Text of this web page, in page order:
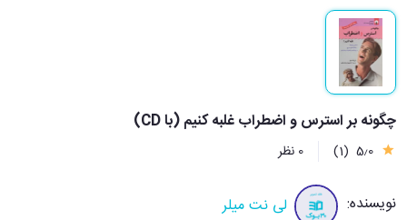
چگونه بر استرس و اضطراب غلبه کنیم (با CD)
5٫0 (1) 0 نظر
نویسنده: لی نت میلر